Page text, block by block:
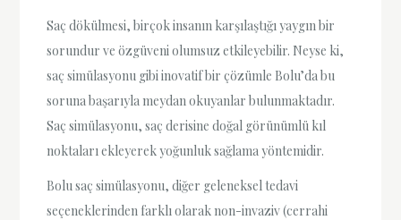
Saç dökülmesi, birçok insanın karşılaştığı yaygın bir
sorundur ve özgüveni olumsuz etkileyebilir. Neyse ki,
saç simülasyonu gibi inovatif bir çözümle Bolu’da bu
soruna başarıyla meydan okuyanlar bulunmaktadır.
Saç simülasyonu, saç derisine doğal görünümlü kıl
noktaları ekleyerek yoğunluk sağlama yöntemidir.
Bolu saç simülasyonu, diğer geleneksel tedavi
seçeneklerinden farklı olarak non-invaziv (cerrahi